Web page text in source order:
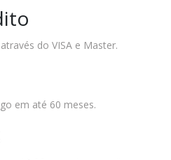
do VISA e Master.
em até 60 meses.